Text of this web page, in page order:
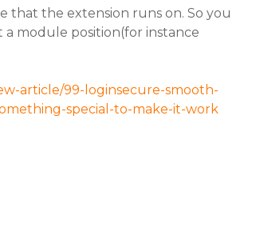
that the extension runs on. So you
a module position(for instance
article/99-loginsecure-smooth-
special-to-make-it-work